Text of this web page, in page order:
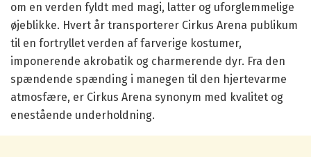
om en verden fyldt med magi, latter og uforglemmelige
øjeblikke. Hvert år transporterer Cirkus Arena publikum
til en fortryllet verden af farverige kostumer,
imponerende akrobatik og charmerende dyr. Fra den
spændende spænding i manegen til den hjertevarme
atmosfære, er Cirkus Arena synonym med kvalitet og
enestående underholdning.